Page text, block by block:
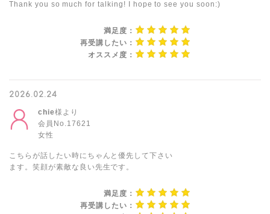
Thank you so much for talking! I hope to see you soon:)
満足度：
再受講したい：
オススメ度：
2026.02.24
chie様より
会員No.17621
女性
こちらが話したい時にちゃんと優先して下さい
ます。笑顔が素敵な良い先生です。
満足度：
再受講したい：